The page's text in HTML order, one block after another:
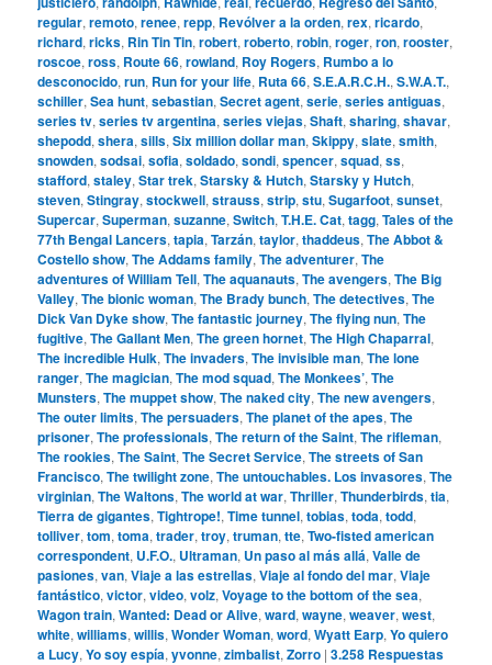
regular,remoto,renee,repp, Revólver a la orden,rex,ricardo,
richard,ricks, Rin Tin Tin,robert,roberto,robin,roger,ron,rooster,
roscoe,ross, Route 66,rowland, Roy Rogers, Rumbo a lo
desconocido,run, Run for your life, Ruta 66,S.E.A.R.C.H.,S.W.A.T.,
schiller,Sea hunt,sebastian,Secret agent,serie,series antiguas,
series tv,series tv argentina,series viejas,Shaft,sharing,shavar,
shepodd,shera,sills,Six million dollar man,Skippy,slate,smith,
snowden,sodsai,sofia,soldado,sondi,spencer,squad,ss,
stafford,staley,Star trek,Starsky & Hutch,Starsky y Hutch,
steven,Stingray,stockwell,strauss,strip,stu,Sugarfoot,sunset,
Supercar,Superman,suzanne,Switch,T.H.E. Cat,tagg,Tales of the
77th Bengal Lancers,tapia,Tarzán,taylor,thaddeus,The Abbot &
Costello show,The Addams family,The adventurer,The
adventures of William Tell,The aquanauts,The avengers,The Big
Valley,The bionic woman,The Brady bunch,The detectives,The
Dick Van Dyke show,The fantastic journey,The flying nun,The
fugitive,The Gallant Men,The green hornet,The High Chaparral,
The incredible Hulk,The invaders,The invisible man,The lone
ranger,The magician,The mod squad,The Monkees’,The
Munsters,The muppet show,The naked city,The new avengers,
The outer limits,The persuaders,The planet of the apes,The
prisoner,The professionals,The return of the Saint,The rifleman,
The rookies,The Saint,The Secret Service,The streets of San
Francisco,The twilight zone,The untouchables. Los invasores,The
virginian,The Waltons,The world at war,Thriller,Thunderbirds,tia,
Tierra de gigantes,Tightrope!,Time tunnel,tobias,toda,todd,
tolliver,tom,toma,trader,troy,truman,tte,Two-fisted american
correspondent, U.F.O., Ultraman, Un paso al más allá,Valle de
pasiones,van,Viaje a las estrellas,Viaje al fondo del mar,Viaje
fantástico,victor,video,volz,Voyage to the bottom of the sea,
Wagon train,Wanted: Dead or Alive,ward,wayne,weaver,west,
white,williams,willis,Wonder Woman,word,Wyatt Earp,Yo quiero
a Lucy,Yo soy espía,yvonne,zimbalist,Zorro |3.258 Respuestas